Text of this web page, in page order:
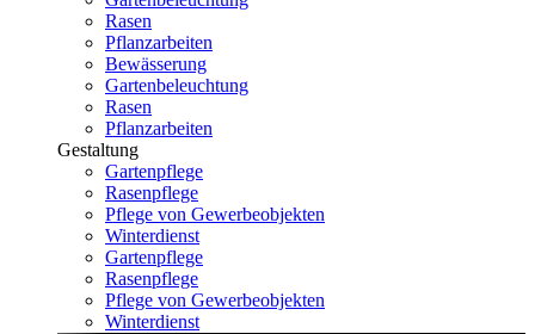
Rasen
Pflanzarbeiten
Bewässerung
Gartenbeleuchtung
Rasen
Pflanzarbeiten
Gestaltung
Gartenpflege
Rasenpflege
Pflege von Gewerbeobjekten
Winterdienst
Gartenpflege
Rasenpflege
Pflege von Gewerbeobjekten
Winterdienst